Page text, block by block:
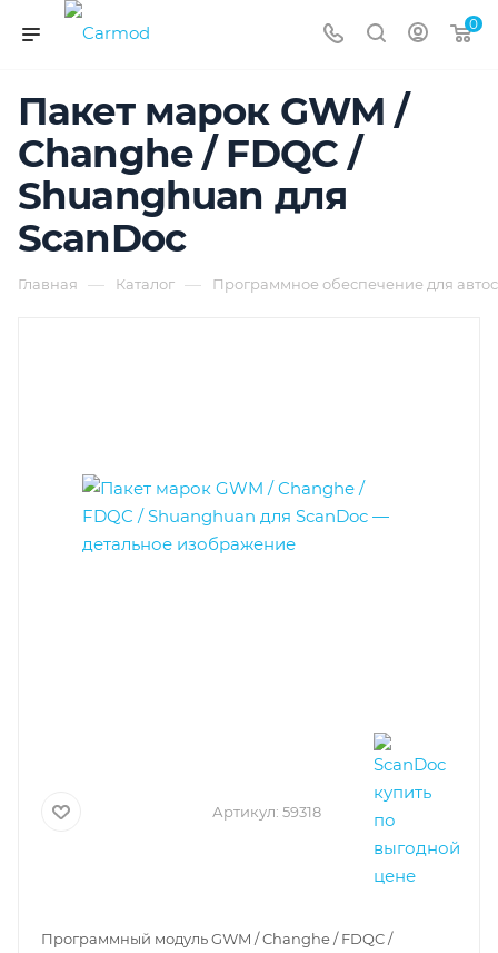
0
Пакет марок GWM /
Changhe / FDQC /
Shuanghuan для
ScanDoc
Главная — Каталог — Программное обеспечение для
Артикул: 59318
Программный модуль GWM / Changhe / FDQC /